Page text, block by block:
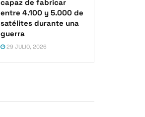
capaz de fabricar
entre 4.100 y 5.000 de
satélites durante una
guerra
29 JULIO, 2026